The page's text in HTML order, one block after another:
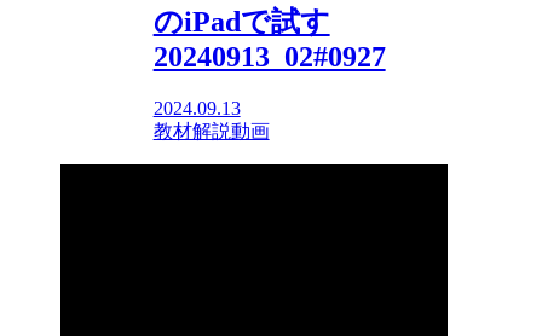
のiPadで試す
20240913_02#0927
2024.09.13
教材解説動画